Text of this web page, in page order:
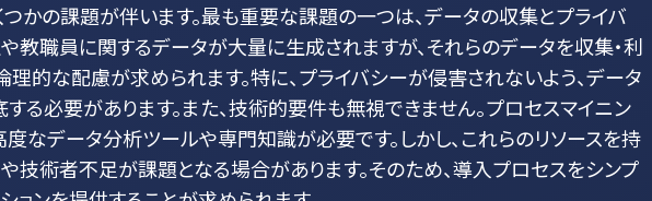
かの課題が伴います。最も重要な課題の一つは、データの収集とプライバ
教職員に関するデータが大量に生成されますが、それらのデータを収集・利
的な配慮が求められます。特に、プライバシーが侵害されないよう、データ
る必要があります。また、技術的要件も無視できません。プロセスマイニン
なデータ分析ツールや専門知識が必要です。しかし、これらのリソースを持
技術者不足が課題となる場合があります。そのため、導入プロセスをシンプ